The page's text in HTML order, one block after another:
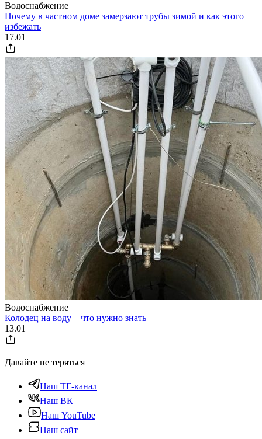
Водоснабжение
Почему в частном доме замерзают трубы зимой и как этого
избежать
17.01
Водоснабжение
Колодец на воду – что нужно знать
13.01
Давайте не теряться
Наш ТГ-канал
Наш ВК
Наш YouTube
Наш сайт